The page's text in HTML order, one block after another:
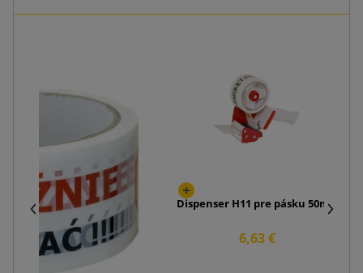
Dispenser H11 pre pásku 50mm
6,63 €